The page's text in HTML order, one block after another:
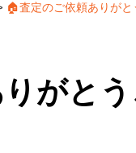
🏠査定のご依頼ありが
がと